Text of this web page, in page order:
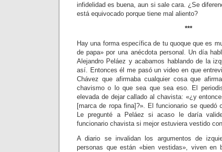
infidelidad es buena, aun si sale cara. ¿Se
está equivocado porque tiene mal aliento?
***
Hay una forma específica de tu quoque que es
de papa» por una anécdota personal. Un día
Alejandro Peláez y acabamos hablando de la
así. Entonces él me pasó un video en que
Chávez que afirmaba cualquier cosa que
chavismo o lo que sea que sea eso. El
elevada de dejar callado al chavista: «¿y
[marca de ropa fina]?». El funcionario se quedó
Le pregunté a Peláez si acaso le daría
funcionario chavista si mejor estuviera vestido
A diario se invalidan los argumentos de
personas que están «bien vestidas», viven en